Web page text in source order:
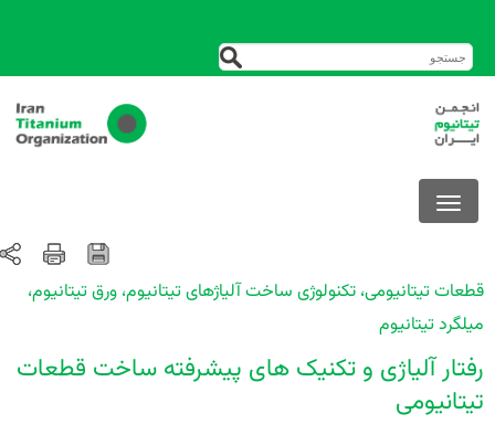
تیتانیومی، تکنولوژی ساخت آلیاژهای تیتانیوم، ورق تیتانیوم،
تیتانیوم
آلیاژی و تکنیک های پیشرفته ساخت قطعات